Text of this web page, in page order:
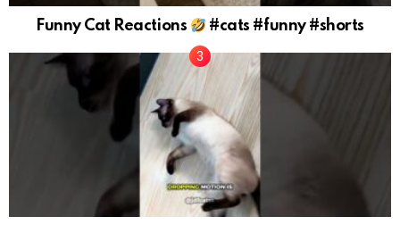
Funny Cat Reactions #cats #funny #shorts